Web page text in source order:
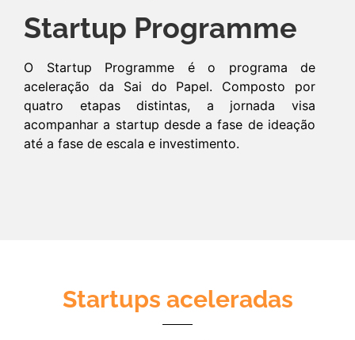
Startup Programme
O Startup Programme é o programa de
aceleração da Sai do Papel. Composto por
quatro etapas distintas, a jornada visa
acompanhar a startup desde a fase de ideação
até a fase de escala e investimento.
Startups aceleradas